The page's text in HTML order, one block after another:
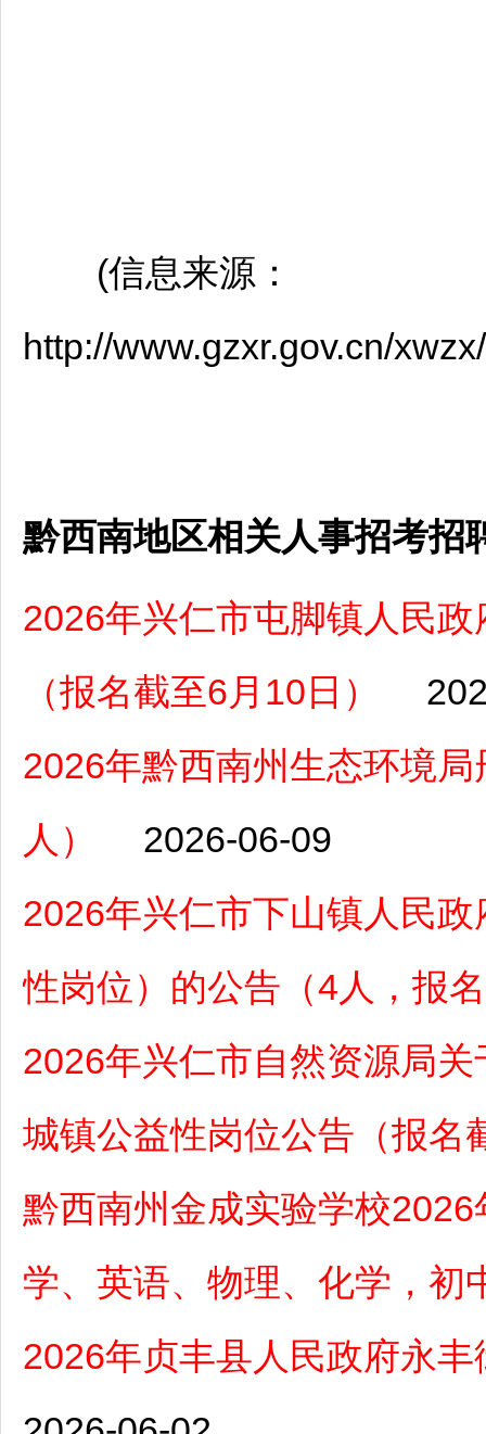
(信息来源：
http://www.gzxr.gov.cn/
黔西南地区相关人事招考招
2026年兴仁市屯脚镇人民
（报名截至6月10日）
2026年黔西南州生态环境
人）
2026-06-09
2026年兴仁市下山镇人民
性岗位）的公告（4人，报
2026年兴仁市自然资源局
城镇公益性岗位公告（报名
黔西南州金成实验学校
学、英语、物理、化学，初
2026年贞丰县人民政府永